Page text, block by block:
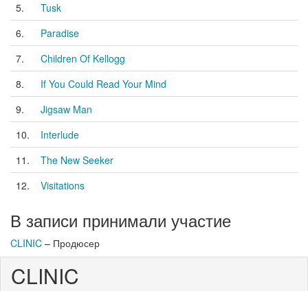
5.
Tusk
6.
Paradise
7.
Children Of Kellogg
8.
If You Could Read Your Mind
9.
Jigsaw Man
10.
Interlude
11.
The New Seeker
12.
Visitations
В записи принимали участие
CLINIC – Продюсер
CLINIC